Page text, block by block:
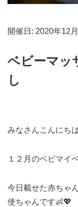
開催日: 2020年12
ベビーマッ
し
みなさんこんにち
１２月のベビマイ
今日載せた赤ちゃ
使ちゃんです👶💖